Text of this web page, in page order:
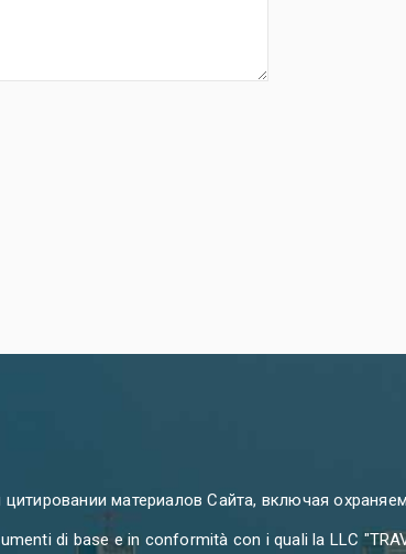
цитировании материалов Сайта, включая
di base e in conformità con i quali la LLC